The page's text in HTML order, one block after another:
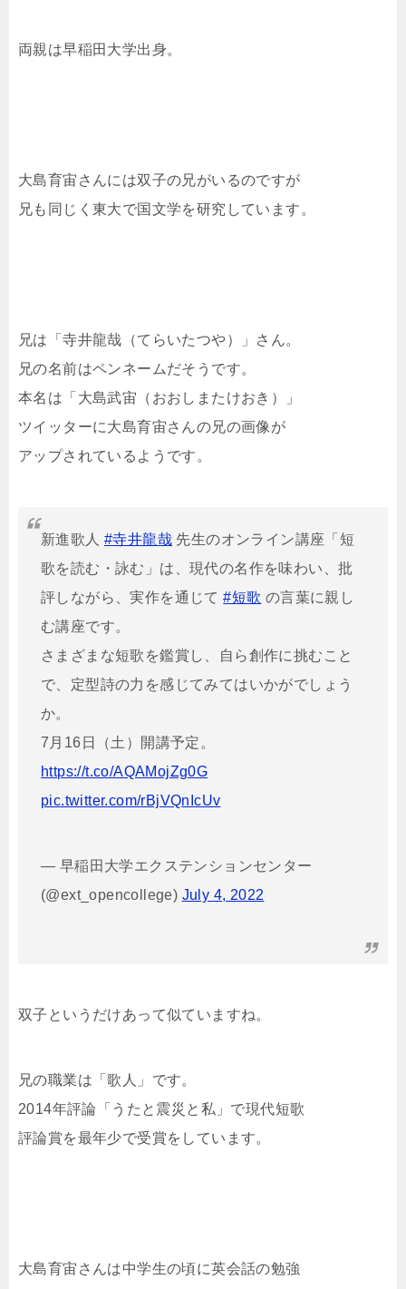
両親は早稲田大学出身。
大島育宙さんには双子の兄がいるのですが
兄も同じく東大で国文学を研究しています。
兄は「寺井龍哉（てらいたつや）」さん。
兄の名前はペンネームだそうです。
本名は「大島武宙（おおしまたけおき）」
ツイッターに大島育宙さんの兄の画像が
アップされているようです。
新進歌人 #寺井龍哉 先生のオンライン講座「短
歌を読む・詠む」は、現代の名作を味わい、批
評しながら、実作を通じて#短歌 の言葉に親し
む講座です。
さまざまな短歌を鑑賞し、自ら創作に挑むこと
で、定型詩の力を感じてみてはいかがでしょう
か。
7月16日（土）開講予定。
https://t.co/AQAMojZg0G
pic.twitter.com/rBjVQnIcUv
— 早稲田大学エクステンションセンター
(@ext_opencollege) July 4, 2022
双子というだけあって似ていますね。
兄の職業は「歌人」です。
2014年評論「うたと震災と私」で現代短歌
評論賞を最年少で受賞をしています。
大島育宙さんは中学生の頃に英会話の勉強